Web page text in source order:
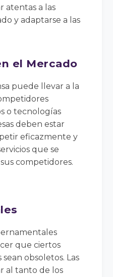
atentas a las
y adaptarse a las
el Mercado
puede llevar a la
o tecnologías
deben estar
eficazmente y
que se
competidores.
que ciertos
obsoletos. Las
al tanto de los